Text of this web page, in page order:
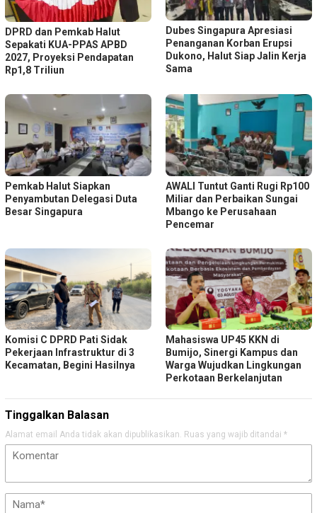
DPRD dan Pemkab Halut
Sepakati KUA-PPAS APBD
2027, Proyeksi Pendapatan
Rp1,8 Triliun
Dubes Singapura Apresiasi
Penanganan Korban Erupsi
Dukono, Halut Siap Jalin Kerja
Sama
Pemkab Halut Siapkan
Penyambutan Delegasi Duta
Besar Singapura
AWALI Tuntut Ganti Rugi Rp100
Miliar dan Perbaikan Sungai
Mbango ke Perusahaan
Pencemar
Komisi C DPRD Pati Sidak
Pekerjaan Infrastruktur di 3
Kecamatan, Begini Hasilnya
Mahasiswa UP45 KKN di
Bumijo, Sinergi Kampus dan
Warga Wujudkan Lingkungan
Perkotaan Berkelanjutan
Tinggalkan Balasan
Alamat email Anda tidak akan dipublikasikan. Ruas yang wajib ditandai *